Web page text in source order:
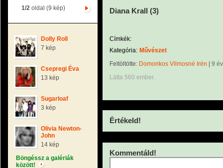
1/2 oldal (9 kép)
Dolly Roll
7 kép
Csepregi Éva
13 kép
Sugarloaf
3 kép
Olivia Newton-
John
14 kép
Böngéssz a galériák
között!
Diana Krall (3)
Címkék:
Kategória: Művészet
Feltöltötte: Domonkos Vilmosné Irén
9
Látta 560 ember.
Értékeld!
Kommentáld!